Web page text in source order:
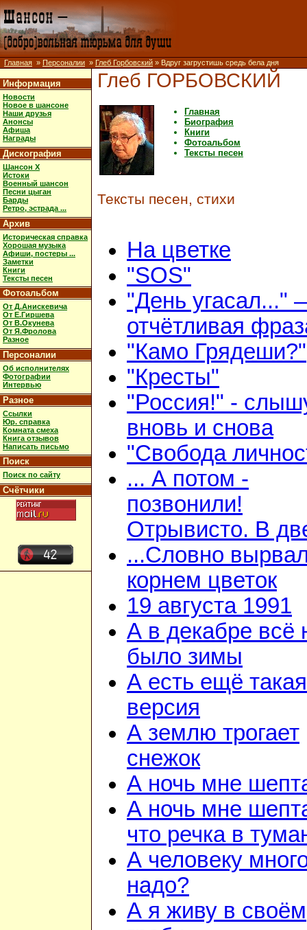
Главная » Персоналии » Глеб Горбовский » Вдруг загрустишь средь бела дня
Информация
Новости
Новое в шансоне
Наши друзья
Анонсы
Афиша
Награды
Дискография
Шансон X
Истоки
Военный шансон
Песни цыган
Барды
Ретро, эстрада ...
Архив
Историческая справка
Хорошая музыка
Афиши, постеры ...
Заметки
Книги
Тексты песен
Фотоальбом
От Д.Анискевича
От Е.Гиршева
От В.Окунева
От Я.Фролова
Разное
Персоналии
Об исполнителях
Фотографии
Интервью
Разное
Ссылки
Юр. справка
Комната смеха
Книга отзывов
Написать письмо
Поиск
Поиск по сайту
Счётчики
Глеб ГОРБОВСКИЙ
Главная
Биография
Книги
Фотоальбом
Тексты песен
Тексты песен, стихи
На цветке
"SOS"
"День угасал..."
отчётливая
"Камо Грядеши?"
"Кресты"
"Россия!" -
вновь и снова
"Свобода
... А потом -
позвонили!
Отрывисто. В
...Словно
корнем цветок
19 августа 1991
А в декабре всё
было зимы
А есть ещё такая
версия
А землю трогает
снежок
А ночь мне
А ночь мне
что речка в
А человеку
надо?
А я живу в своём